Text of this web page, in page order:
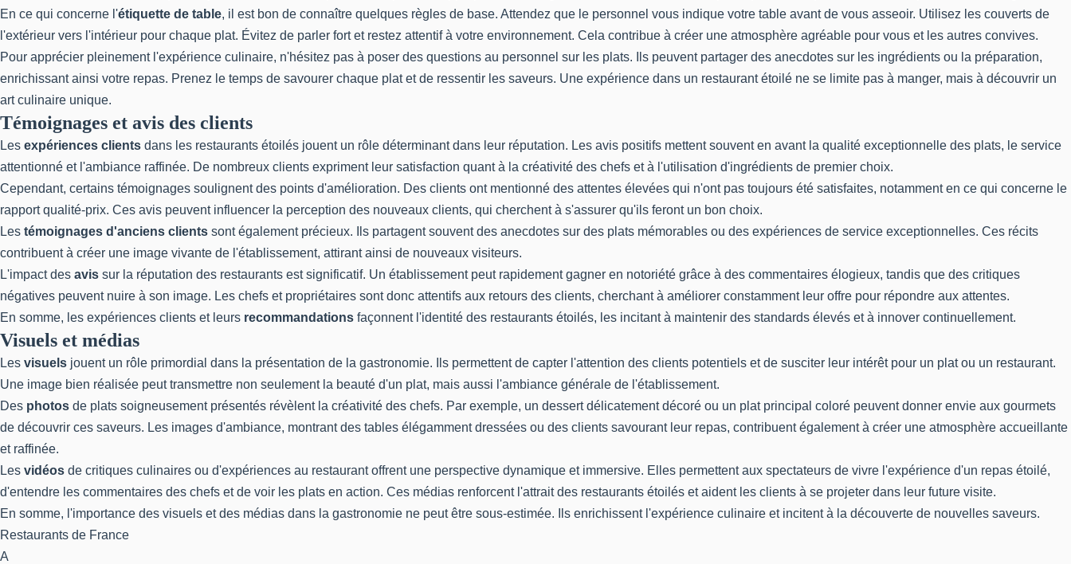
En ce qui concerne l'étiquette de table, il est bon de connaître quelques règles de base. Attendez que le personnel vous indique votre table avant de vous asseoir. Utilisez les couverts de
l'extérieur vers l'intérieur pour chaque plat. Évitez de parler fort et restez attentif à votre environnement. Cela contribue à créer une atmosphère agréable pour vous et les autres convives.
Pour apprécier pleinement l'expérience culinaire, n'hésitez pas à poser des questions au personnel sur les plats. Ils peuvent partager des anecdotes sur les ingrédients ou la préparation,
enrichissant ainsi votre repas. Prenez le temps de savourer chaque plat et de ressentir les saveurs. Une expérience dans un restaurant étoilé ne se limite pas à manger, mais à découvrir un
art culinaire unique.
Témoignages et avis des clients
Les expériences clients dans les restaurants étoilés jouent un rôle déterminant dans leur réputation. Les avis positifs mettent souvent en avant la qualité exceptionnelle des plats, le service
attentionné et l'ambiance raffinée. De nombreux clients expriment leur satisfaction quant à la créativité des chefs et à l'utilisation d'ingrédients de premier choix.
Cependant, certains témoignages soulignent des points d'amélioration. Des clients ont mentionné des attentes élevées qui n'ont pas toujours été satisfaites, notamment en ce qui concerne le
rapport qualité-prix. Ces avis peuvent influencer la perception des nouveaux clients, qui cherchent à s'assurer qu'ils feront un bon choix.
Les témoignages d'anciens clients sont également précieux. Ils partagent souvent des anecdotes sur des plats mémorables ou des expériences de service exceptionnelles. Ces récits
contribuent à créer une image vivante de l'établissement, attirant ainsi de nouveaux visiteurs.
L'impact des avis sur la réputation des restaurants est significatif. Un établissement peut rapidement gagner en notoriété grâce à des commentaires élogieux, tandis que des critiques
négatives peuvent nuire à son image. Les chefs et propriétaires sont donc attentifs aux retours des clients, cherchant à améliorer constamment leur offre pour répondre aux attentes.
En somme, les expériences clients et leurs recommandations façonnent l'identité des restaurants étoilés, les incitant à maintenir des standards élevés et à innover continuellement.
Visuels et médias
Les visuels jouent un rôle primordial dans la présentation de la gastronomie. Ils permettent de capter l'attention des clients potentiels et de susciter leur intérêt pour un plat ou un restaurant.
Une image bien réalisée peut transmettre non seulement la beauté d'un plat, mais aussi l'ambiance générale de l'établissement.
Des photos de plats soigneusement présentés révèlent la créativité des chefs. Par exemple, un dessert délicatement décoré ou un plat principal coloré peuvent donner envie aux gourmets
de découvrir ces saveurs. Les images d'ambiance, montrant des tables élégamment dressées ou des clients savourant leur repas, contribuent également à créer une atmosphère accueillante
et raffinée.
Les vidéos de critiques culinaires ou d'expériences au restaurant offrent une perspective dynamique et immersive. Elles permettent aux spectateurs de vivre l'expérience d'un repas étoilé,
d'entendre les commentaires des chefs et de voir les plats en action. Ces médias renforcent l'attrait des restaurants étoilés et aident les clients à se projeter dans leur future visite.
En somme, l'importance des visuels et des médias dans la gastronomie ne peut être sous-estimée. Ils enrichissent l'expérience culinaire et incitent à la découverte de nouvelles saveurs.
Restaurants de France
A